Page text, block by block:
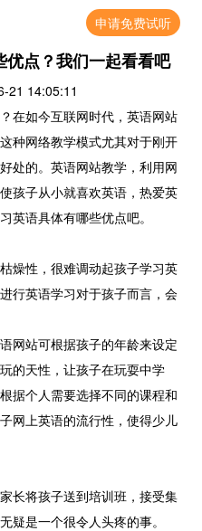
申请免费试听
优点？我们一起看看吧
21 14:05:11
如今互联网时代，英语网站
种网络教学模式尤其对于刚开
处的。英语网站教学，利用网
孩子从小就喜欢英语，热爱英
英语具体有哪些优点吧。
性，很难调动起孩子学习英
行英语学习对于孩子而言，会
站可根据孩子的年龄来设定
的天性，让孩子在玩耍中学
据个人需要选择不同的课程和
网上英语的流行性，使得少儿
将孩子送到培训班，接受集
疑是一个很令人头疼的事。